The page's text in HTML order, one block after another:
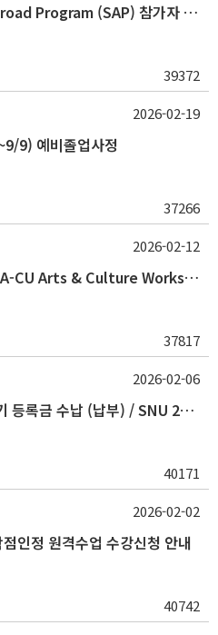
(~3/6) 2026하계 Study Abroad Program (SAP) 참가자 모집 안내
39372
9) 예비졸업사정
37266
2026-02-19
(~2/19) 아시아대학연맹 AUA-CU Arts & Culture Workshop Camp 2026 참가자 선발 안내
37817
2026-02-12
(2/20~) 2026학년도 제1학기 등록금 수납 (납부) / SNU 26-1 Tuition fee payment notice
40171
2026-02-06
인정 원격수업 수강신청 안내
40742
2026-02-02